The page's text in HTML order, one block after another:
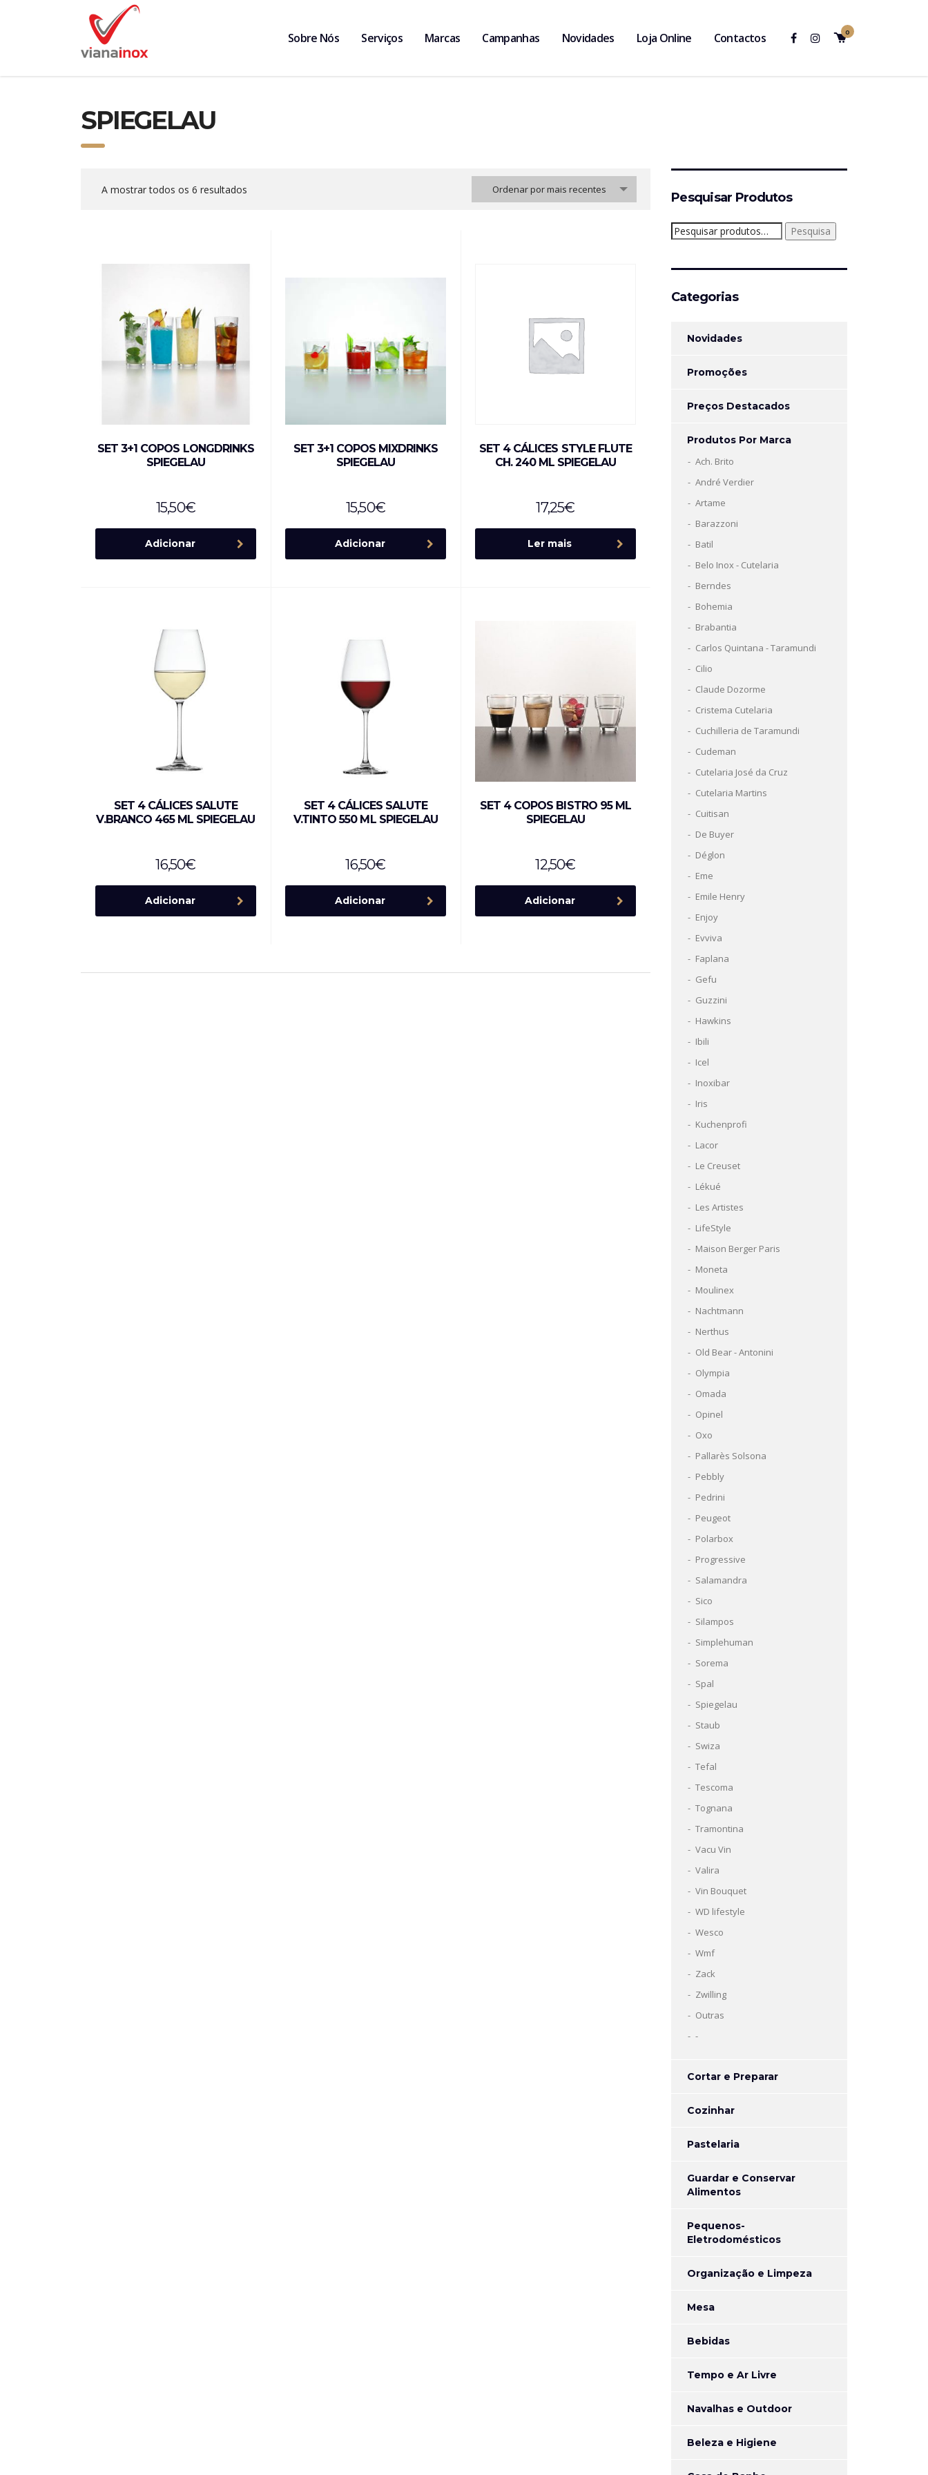
0
Sobre Nós Serviços Marcas Campanhas Novidades Loja Online Contactos
SPIEGELAU
A mostrar todos os 6 resultados Ordenar por mais recentes
SET 3+1 COPOS LONGDRINKS
SPIEGELAU
15,50€
Adicionar
SET 3+1 COPOS MIXDRINKS
SPIEGELAU
15,50€
Adicionar
SET 4 CÁLICES STYLE FLUTE
CH. 240 ML SPIEGELAU
17,25€
Ler mais
SET 4 CÁLICES SALUTE
V.BRANCO 465 ML SPIEGELAU
16,50€
Adicionar
SET 4 CÁLICES SALUTE
V.TINTO 550 ML SPIEGELAU
16,50€
Adicionar
SET 4 COPOS BISTRO 95 ML
SPIEGELAU
12,50€
Adicionar
Pesquisar Produtos
Pesquisar
por:
Pesquisa
Categorias
Novidades
Promoções
Preços Destacados
Produtos Por Marca
Ach. Brito
André Verdier
Artame
Barazzoni
Batil
Belo Inox - Cutelaria
Berndes
Bohemia
Brabantia
Carlos Quintana - Taramundi
Cilio
Claude Dozorme
Cristema Cutelaria
Cuchilleria de Taramundi
Cudeman
Cutelaria José da Cruz
Cutelaria Martins
Cuitisan
De Buyer
Déglon
Eme
Emile Henry
Enjoy
Evviva
Faplana
Gefu
Guzzini
Hawkins
Ibili
Icel
Inoxibar
Iris
Kuchenprofi
Lacor
Le Creuset
Lékué
Les Artistes
LifeStyle
Maison Berger Paris
Moneta
Moulinex
Nachtmann
Nerthus
Old Bear - Antonini
Olympia
Omada
Opinel
Oxo
Pallarès Solsona
Pebbly
Pedrini
Peugeot
Polarbox
Progressive
Salamandra
Sico
Silampos
Simplehuman
Sorema
Spal
Spiegelau
Staub
Swiza
Tefal
Tescoma
Tognana
Tramontina
Vacu Vin
Valira
Vin Bouquet
WD lifestyle
Wesco
Wmf
Zack
Zwilling
Outras
-
Cortar e Preparar
Cozinhar
Pastelaria
Guardar e Conservar
Alimentos
Pequenos-
Eletrodomésticos
Organização e Limpeza
Mesa
Bebidas
Tempo e Ar Livre
Navalhas e Outdoor
Beleza e Higiene